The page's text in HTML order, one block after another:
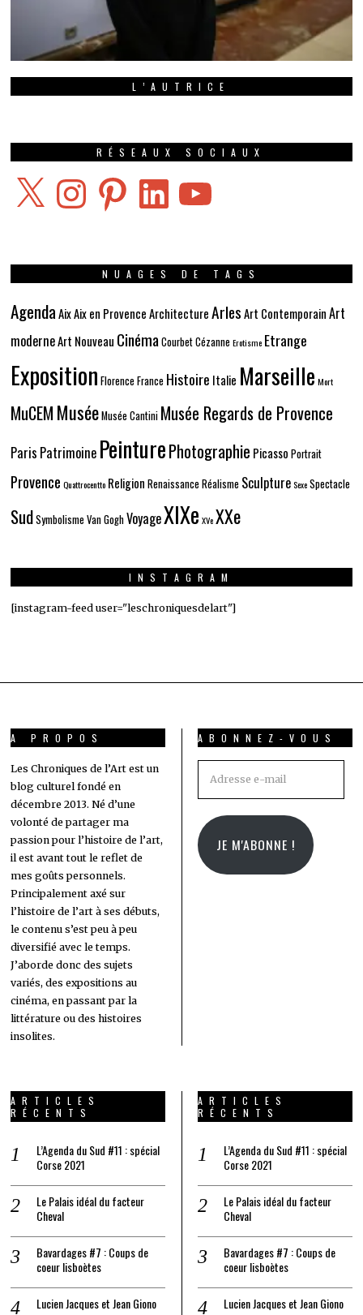
L’AUTRICE
RÉSEAUX SOCIAUX
X InstagramPinterestLinkedInYouTube
NUAGES DE TAGS
Agenda AixAix en Provence Architecture Arles Art Contemporain Art
moderneArt Nouveau CinémaCourbetCézanne Erotisme Etrange
Exposition Florence France Histoire Italie Marseille Mort
MuCEM MuséeMusée Cantini Musée Regards de Provence
Paris Patrimoine PeinturePhotographie Picasso Portrait
Provence Quattrocentto Religion Renaissance Réalisme Sculpture Sexe Spectacle
SudSymbolisme Van GoghVoyageXIXe XVe XXe
INSTAGRAM
[instagram-feed user="leschroniquesdelart"]
A PROPOS
Les Chroniques de l’Art est un
blog culturel fondé en
décembre 2013. Né d’une
volonté de partager ma
passion pour l’histoire de l’art,
il est avant tout le reflet de
mes goûts personnels.
Principalement axé sur
l’histoire de l’art à ses débuts,
le contenu s’est peu à peu
diversifié avec le temps.
J’aborde donc des sujets
variés, des expositions au
cinéma, en passant par la
littérature ou des histoires
insolites.
ABONNEZ-VOUS
JE M'ABONNE !
ARTICLES
RÉCENTS
L’Agenda du Sud #11 : spécial
Corse 2021
Le Palais idéal du facteur
Cheval
Bavardages #7 : Coups de
coeur lisboètes
Lucien Jacques et Jean Giono
ARTICLES
RÉCENTS
L’Agenda du Sud #11 : spécial
Corse 2021
Le Palais idéal du facteur
Cheval
Bavardages #7 : Coups de
coeur lisboètes
Lucien Jacques et Jean Giono